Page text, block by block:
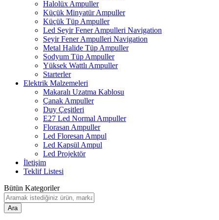
Halolüx Ampuller
Küçük Minyatür Ampuller
Küçük Tüp Ampuller
Led Seyir Fener Ampulleri Navigation
Seyir Fener Ampulleri Navigation
Metal Halide Tüp Ampuller
Sodyum Tüp Ampuller
Yüksek Wattlı Ampuller
Starterler
Elektrik Malzemeleri
Makaralı Uzatma Kablosu
Çanak Ampuller
Duy Çeşitleri
E27 Led Normal Ampuller
Florasan Ampuller
Led Floresan Ampul
Led Kapsül Ampul
Led Projektör
İletişim
Teklif Listesi
Bütün Kategoriler
Ara